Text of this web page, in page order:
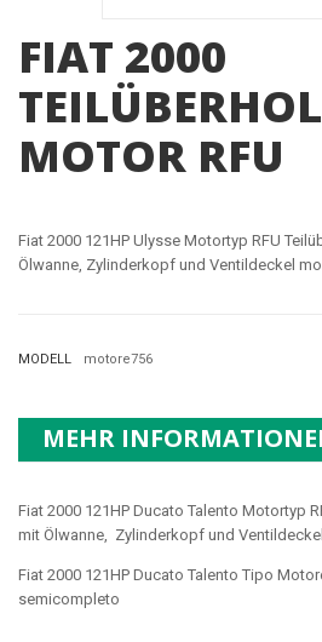
FIAT 2000
MOTOR RFU
Fiat 2000 121HP Ulysse Motortyp RFU
Ölwanne, Zylinderkopf und Ventildeckel
MODELL motore756
MEHR
Fiat 2000 121HP Ducato Talento Motortyp
mit Ölwanne, Zylinderkopf und
Fiat 2000 121HP Ducato Talento Tipo
semicompleto